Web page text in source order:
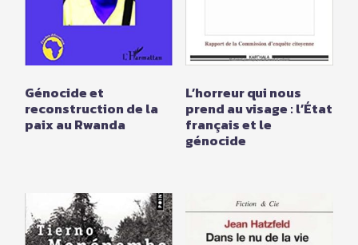
Génocide et
reconstruction de la
paix au Rwanda
L’horreur qui nous
prend au visage : l’État
français et le
génocide